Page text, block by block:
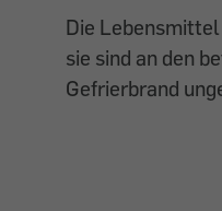
Die
sie sind an den
Gefrierbrand